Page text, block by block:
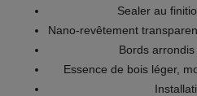
Sealer au
Nano-revêtement
Bords
Essence de bois léger,